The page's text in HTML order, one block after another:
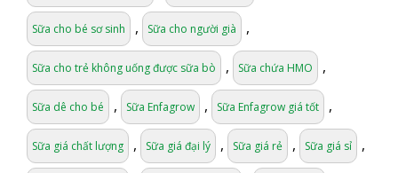
Sữa cho bé sơ sinh , Sữa cho người già ,
Sữa cho trẻ không uống được sữa bò , Sữa chứa HMO ,
Sữa dê cho bé , Sữa Enfagrow , Sữa Enfagrow giá tốt ,
Sữa giá chất lượng , Sữa giá đại lý , Sữa giá rẻ , Sữa giá sỉ ,